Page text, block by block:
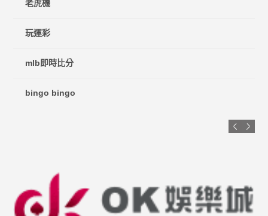
老虎機
玩運彩
mlb即時比分
bingo bingo